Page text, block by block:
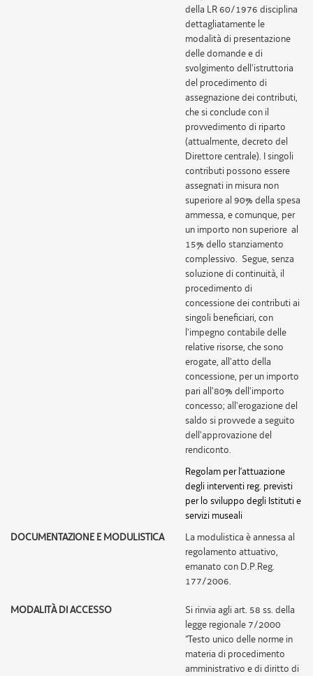
della LR 60/1976 disciplina
dettagliatamente le
modalità di presentazione
delle domande e di
svolgimento dell'istruttoria
del procedimento di
assegnazione dei contributi,
che si conclude con il
provvedimento di riparto
(attualmente, decreto del
Direttore centrale). I singoli
contributi possono essere
assegnati in misura non
superiore al 90% della spesa
ammessa, e comunque, per
un importo non superiore al
15% dello stanziamento
complessivo. Segue, senza
soluzione di continuità, il
procedimento di
concessione dei contributi ai
singoli beneficiari, con
l'impegno contabile delle
relative risorse, che sono
erogate, all'atto della
concessione, per un importo
pari all'80% dell'importo
concesso; all'erogazione del
saldo si provvede a seguito
dell'approvazione del
rendiconto.
Regolam per l’attuazione
degli interventi reg. previsti
per lo sviluppo degli Istituti e
servizi museali
DOCUMENTAZIONE E MODULISTICA
La modulistica è annessa al
regolamento attuativo,
emanato con D.P.Reg.
177/2006.
MODALITÀ DI ACCESSO
Si rinvia agli art. 58 ss. della
legge regionale 7/2000
“Testo unico delle norme in
materia di procedimento
amministrativo e di diritto di